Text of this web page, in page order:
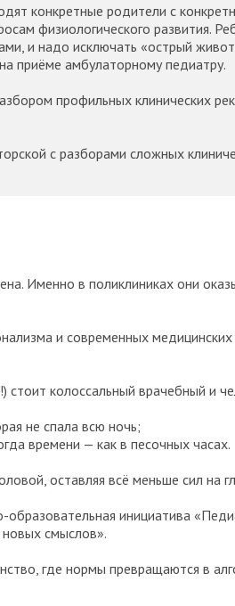
конкретные родители с
физиологического развития.
и надо исключать «острый
приёме амбулаторному педиатру.
профильных клинических
с разборами сложных
Именно в поликлиниках они
и современных
колоссальный врачебный и
не спала всю ночь;
времени — как в песочных часах.
оставляя всё меньше сил на
инициатива
новых смыслов».
где нормы превращаются в